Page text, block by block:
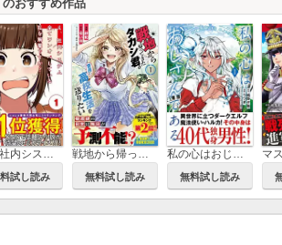
のおすすめ作品
え、社内システム全てワンオペしている私を解雇ですか？（コミック）
試し読み
戦地から帰ってきたタカシ君。普通に高校生活を送りたい（コミック）
無料試し読み
私の心はおじさんである（コミック）
無料試し読み